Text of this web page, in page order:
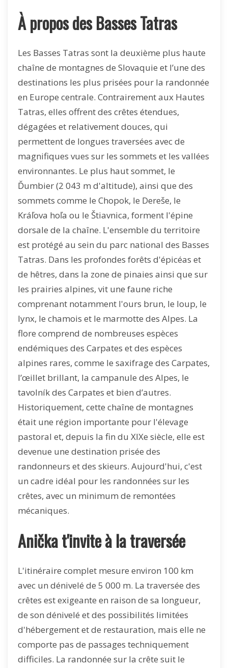
À propos des Basses Tatras
Les Basses Tatras sont la deuxième plus haute
chaîne de montagnes de Slovaquie et l’une des
destinations les plus prisées pour la randonnée
en Europe centrale. Contrairement aux Hautes
Tatras, elles offrent des crêtes étendues,
dégagées et relativement douces, qui
permettent de longues traversées avec de
magnifiques vues sur les sommets et les vallées
environnantes. Le plus haut sommet, le
Ďumbier (2 043 m d'altitude), ainsi que des
sommets comme le Chopok, le Dereše, le
Kráľova hoľa ou le Štiavnica, forment l'épine
dorsale de la chaîne. L'ensemble du territoire
est protégé au sein du parc national des Basses
Tatras. Dans les profondes forêts d'épicéas et
de hêtres, dans la zone de pinaies ainsi que sur
les prairies alpines, vit une faune riche
comprenant notamment l'ours brun, le loup, le
lynx, le chamois et le marmotte des Alpes. La
flore comprend de nombreuses espèces
endémiques des Carpates et des espèces
alpines rares, comme le saxifrage des Carpates,
l’œillet brillant, la campanule des Alpes, le
tavolník des Carpates et bien d’autres.
Historiquement, cette chaîne de montagnes
était une région importante pour l'élevage
pastoral et, depuis la fin du XIXe siècle, elle est
devenue une destination prisée des
randonneurs et des skieurs. Aujourd'hui, c'est
un cadre idéal pour les randonnées sur les
crêtes, avec un minimum de remontées
mécaniques.
Anička t'invite à la traversée
L'itinéraire complet mesure environ 100 km
avec un dénivelé de 5 000 m. La traversée des
crêtes est exigeante en raison de sa longueur,
de son dénivelé et des possibilités limitées
d'hébergement et de restauration, mais elle ne
comporte pas de passages techniquement
difficiles. La randonnée sur la crête suit le